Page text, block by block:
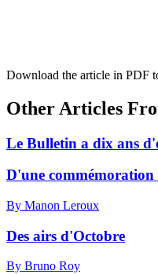
Download the article in PDF
Other Articles
Le Bulletin a dix ans
D'une
By Manon Leroux
Des airs d'Octobre
By Bruno Roy